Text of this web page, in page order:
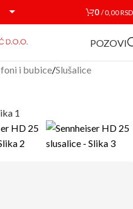
0 /0,00RSD
POZOVI
i bubice/Slušalice